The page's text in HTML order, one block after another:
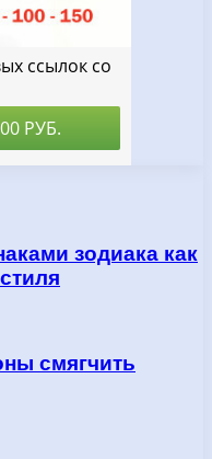
зодиака как
смягчить